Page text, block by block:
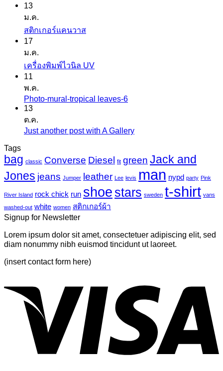
13
ม.ค.
สติกเกอร์แคนวาสไม่มี
บน
นวาส
17
ม.ค.
เครื่องพิมพ์ไวนิล UVไม่มี
บน
ไว
11
พ.ค.
Photo-mural-tropical leaves-6ไม่มี
mural-
tropical
leaves-
13
ต.ค.
Just another post with A Galleryไม่มี
เห็น
บน
Just
another
post
Tags
bag classic Converse Diesel fit green Jack and
Jones jeans Jumper leather Lee levis man nypd party Pink
River Island rock chick run shoe stars sweden t-shirt vans
washed-out white women สติกเกอร์ผ้า
Signup for Newsletter
Lorem ipsum dolor sit amet, consectetuer adipiscing elit, sed
diam nonummy nibh euismod tincidunt ut laoreet.
(insert contact form here)